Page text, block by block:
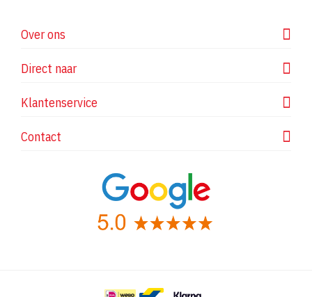
Over ons
Direct naar
Klantenservice
Contact